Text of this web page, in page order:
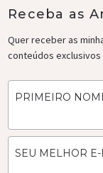
Receba as
Quer receber as
conteúdos
PRIMEIRO
SEU MELHOR